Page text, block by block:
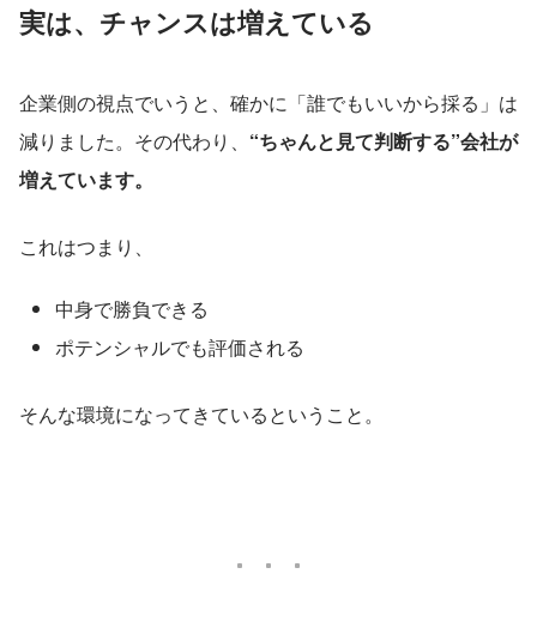
実は、チャンスは増えている
企業側の視点でいうと、確かに「誰でもいいから採る」は
減りました。その代わり、 “ちゃんと見て判断する”会社が
増えています。
これはつまり、
中身で勝負できる
ポテンシャルでも評価される
そんな環境になってきているということ。